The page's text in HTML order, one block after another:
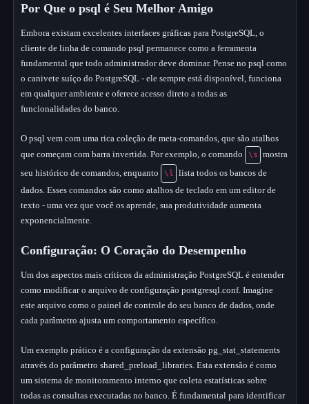
Por Que o psql é Seu Melhor Amigo
Embora existam excelentes interfaces gráficas para PostgreSQL, o
cliente de linha de comando psql permanece como a ferramenta
fundamental que todo administrador deve dominar. Pense no psql como
o canivete suíço do PostgreSQL - ele sempre está disponível, funciona
em qualquer ambiente e oferece acesso direto a todas as
funcionalidades do banco.
O psql vem com uma rica coleção de meta-comandos, que são atalhos
que começam com barra invertida. Por exemplo, o comando
\s
mostra
seu histórico de comandos, enquanto
\l
lista todos os bancos de
dados. Esses comandos são como atalhos de teclado em um editor de
texto - uma vez que você os aprende, sua produtividade aumenta
exponencialmente.
Configuração: O Coração do Desempenho
Um dos aspectos mais críticos da administração PostgreSQL é entender
como modificar o arquivo de configuração postgresql.conf. Imagine
este arquivo como o painel de controle do seu banco de dados, onde
cada parâmetro ajusta um comportamento específico.
Um exemplo prático é a configuração da extensão pg_stat_statements
através do parâmetro shared_preload_libraries. Esta extensão é como
um sistema de monitoramento interno que coleta estatísticas sobre
todas as consultas executadas no banco. É fundamental para identificar